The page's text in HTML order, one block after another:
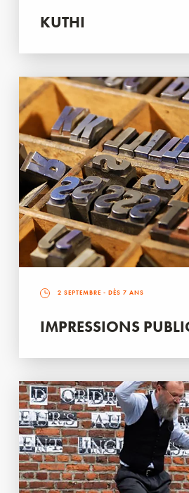
KUTHI
2 SEPTEMBRE - DÈS 7 ANS
IMPRESSIONS